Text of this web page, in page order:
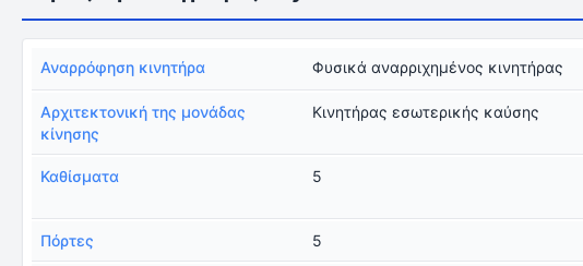
Αναρρόφηση κινητήρα Φυσικά αναρριχημένος κινητήρας
Αρχιτεκτονική της μονάδας
κίνησης
Κινητήρας εσωτερικής καύσης
Καθίσματα 5
Πόρτες 5